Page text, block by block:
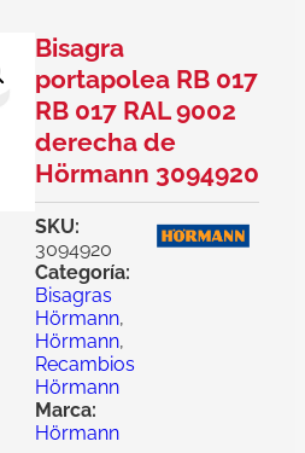
Bisagra
portapolea RB 017
RB 017 RAL 9002
derecha de
Hörmann 3094920
SKU:
3094920
Categoría:
Bisagras
Hörmann,
Hörmann,
Recambios
Hörmann
Marca:
Hörmann